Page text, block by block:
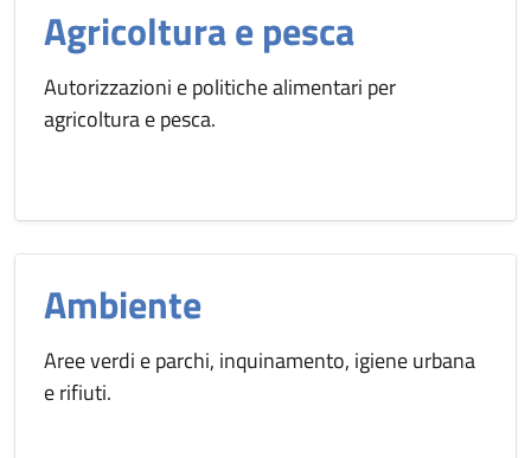
Agricoltura e pesca
Autorizzazioni e politiche alimentari per
agricoltura e pesca.
Ambiente
Aree verdi e parchi, inquinamento, igiene urbana
e rifiuti.